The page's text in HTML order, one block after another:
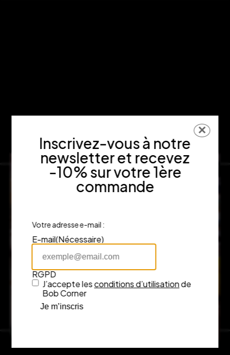
Inscrivez-vous à notre
newsletter et recevez
-10% sur votre 1ère
commande
Votre adresse e-mail :
E-mail(Nécessaire)
RGPD
J’accepte lesconditions d’utilisationde
Bob Corner
Je m’inscris
✕